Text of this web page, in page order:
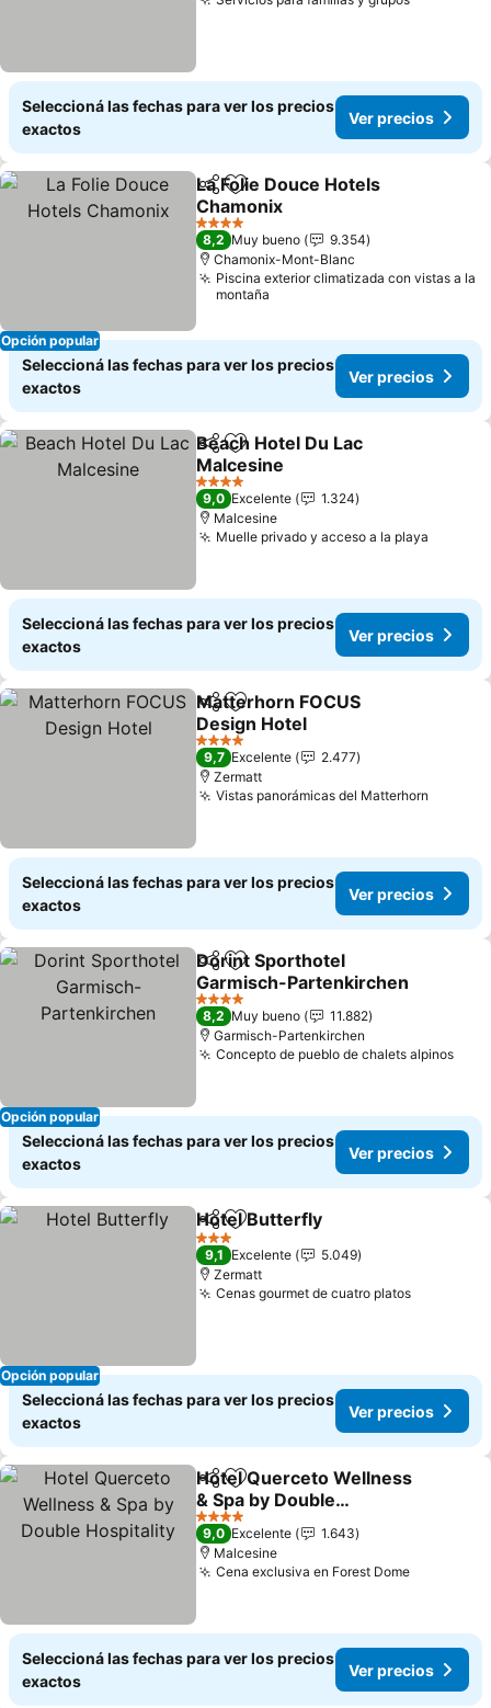
Seleccioná las fechas para ver los precios
exactos
Ver precios
Opción popular
CompartirAñadir a favoritos
La Folie Douce Hotels
Chamonix
4 Estrellas
8,2 Muy bueno
9.354
Chamonix-Mont-Blanc
Piscina exterior climatizada con vistas a la
montaña
Seleccioná las fechas para ver los precios
exactos
Ver precios
CompartirAñadir a favoritos
Beach Hotel Du Lac
Malcesine
4 Estrellas
9,0 Excelente
1.324
Malcesine
Muelle privado y acceso a la playa
Seleccioná las fechas para ver los precios
exactos
Ver precios
CompartirAñadir a favoritos
Matterhorn FOCUS
Design Hotel
4 Estrellas
9,7 Excelente
2.477
Zermatt
Vistas panorámicas del Matterhorn
Seleccioná las fechas para ver los precios
exactos
Ver precios
Opción popular
CompartirAñadir a favoritos
Dorint Sporthotel
Garmisch-Partenkirchen
4 Estrellas
8,2 Muy bueno
11.882
Garmisch-Partenkirchen
Concepto de pueblo de chalets alpinos
Seleccioná las fechas para ver los precios
exactos
Ver precios
Opción popular
CompartirAñadir a favoritos
Hotel Butterfly
3 Estrellas
9,1 Excelente
5.049
Zermatt
Cenas gourmet de cuatro platos
Seleccioná las fechas para ver los precios
exactos
Ver precios
CompartirAñadir a favoritos
Hotel Querceto Wellness
& Spa by Double
Hospitality
4 Estrellas
9,0 Excelente
1.643
Malcesine
Cena exclusiva en Forest Dome
Seleccioná las fechas para ver los precios
exactos
Ver precios